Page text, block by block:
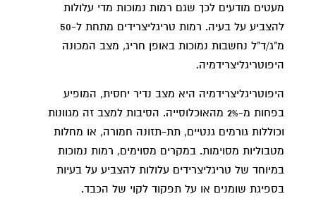
מעטים מודעים לכך שגם רמות נמוכות מדי עלולות
להצביע על בעיה. רמות טריגליצרידים מתחת ל-50
מ"ג/ד"ל נחשבות נמוכות באופן חריג, מצב המכונה
היפוטריגליצרידמיה.
היפוטריגליצרידמיה היא מצב נדיר יחסית, המופיע
בפחות מ-2% מהאוכלוסייה. הסיבות למצב זה מגוונות
וכוללות גורמים גנטיים, תת-תזונה חמורה, או מחלות
מטבוליות מסוימות. במקרים מסוימים, רמות נמוכות
במיוחד של טריגליצרידים עלולות להצביע על בעיות
בספיגת שומנים או על תפקוד לקוי של הכבד.